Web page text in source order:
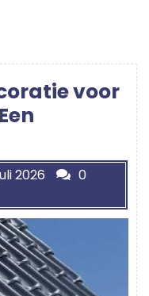
voor
2026
0